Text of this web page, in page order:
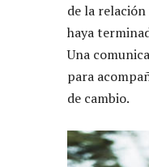
de la
haya
Una
para
de cambio.